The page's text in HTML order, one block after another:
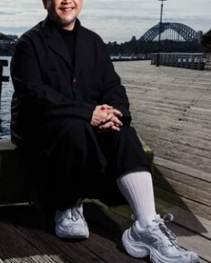
要贡献”。
表作之一是位于赫尔辛基的
（Aalto House，1936），由
艾诺·阿尔托共同设计，作
13项作品中，有5项位于芬
文化之家（House of
中心，以及著名的芬兰大厅
），后者兼具会议中心与音
察洛市政厅（Säynätsalo